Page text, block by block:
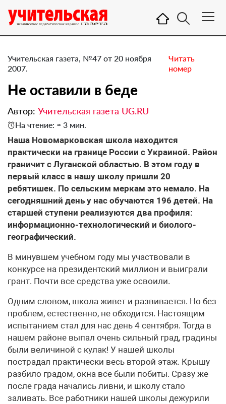
Учительская газета, №47 от 20 ноября
2007.
Читать
номер
Не оставили в беде
Автор: Учительская газета UG.RU
На чтение: ≈ 3 мин.
Наша Новомарковская школа находится
практически на границе России с Украиной. Район
граничит с Луганской областью. В этом году в
первый класс в нашу школу пришли 20
ребятишек. По сельским меркам это немало. На
сегодняшний день у нас обучаются 196 детей. На
старшей ступени реализуются два профиля:
информационно-технологический и биолого-
географический.
В минувшем учебном году мы участвовали в
конкурсе на президентский миллион и выиграли
грант. Почти все средства уже освоили.
Одним словом, школа живет и развивается. Но без
проблем, естественно, не обходится. Настоящим
испытанием стал для нас день 4 сентября. Тогда в
нашем районе выпал очень сильный град, градины
были величиной с кулак! У нашей школы
пострадал практически весь второй этаж. Крышу
разбило градом, окна все были побиты. Сразу же
после града начались ливни, и школу стало
заливать. Все работники нашей школы дежурили